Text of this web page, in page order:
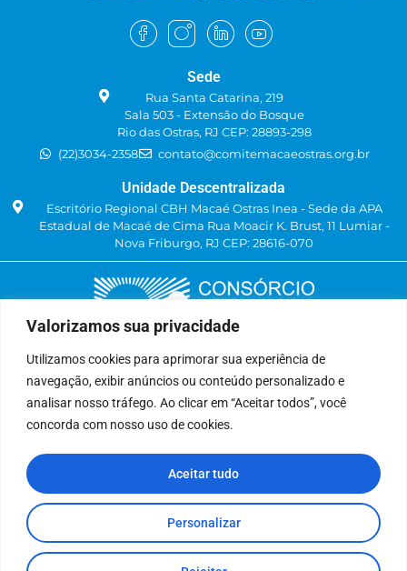
Valorizamos sua privacidade
Utilizamos cookies para aprimorar sua experiência de
navegação, exibir anúncios ou conteúdo personalizado e
analisar nosso tráfego. Ao clicar em “Aceitar todos”, você
concorda com nosso uso de cookies.
Personalizar
Aceitar tudo
Sede
Rua Santa Catarina, 219
Sala 503 - Extensão do Bosque
Rio das Ostras, RJ CEP: 28893-298
(22)3034-2358
contato@comitemacaeostras.org.br
Unidade Descentralizada
Escritório Regional CBH Macaé Ostras Inea - Sede da APA
Estadual de Macaé de Cima Rua Moacir K. Brust, 11 Lumiar -
Nova Friburgo, RJ CEP: 28616-070
Delegatária (CILSJ)
Rua: Avenida Um, n° 01, Lote 01, Quadra 11
Bairro: Jardins de São Pedro
São Pedro da Aldeia, RJ
(22) 9 8841-2358
secretariaexecutiva@cilsj.org.br